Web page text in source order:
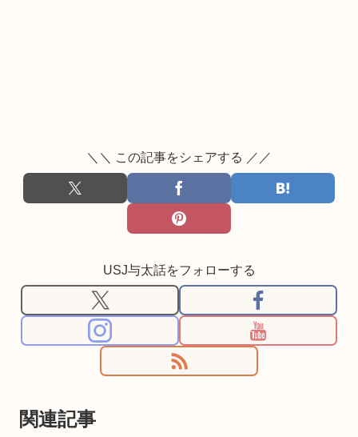
＼＼ この記事をシェアする ／／
USJ与太話をフォローする
関連記事